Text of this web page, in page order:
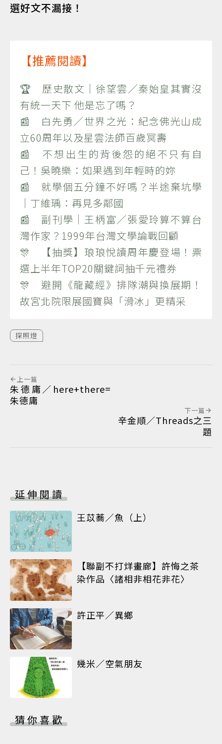
選好文不漏接！
【推薦閱讀】
🏆 歷史散文｜徐望雲／秦始皇其實沒
有統一天下 他是忘了嗎？
📰 白先勇／世界之光：紀念佛光山成
立60周年以及星雲法師百歲冥壽
📰 不想出生的背後怨的絕不只有自
己！吳曉樂：如果遇到年輕時的妳
📰 就學個五分鐘不好嗎？半途棄坑學
｜丁維瑀：再見多鄰國
📰 副刊學｜王柄富／張愛玲算不算台
灣作家？1999年台灣文學論戰回顧
🎊 【抽獎】琅琅悅讀周年慶登場！票
選上半年TOP20關鍵詞抽千元禮券
🎊 避開《龍藏經》排隊潮與換展期！
故宮北院限展國寶與「滑冰」更精采
探照燈
上一篇
朱德庸／here+there=
朱德庸
下一篇
辛金順／Threads之三
題
延伸閱讀
王苡蕎／魚（上）
【聯副不打烊畫廊】許悔之茶
染作品〈諸相非相花非花〉
許正平／異鄉
幾米／空氣朋友
猜你喜歡